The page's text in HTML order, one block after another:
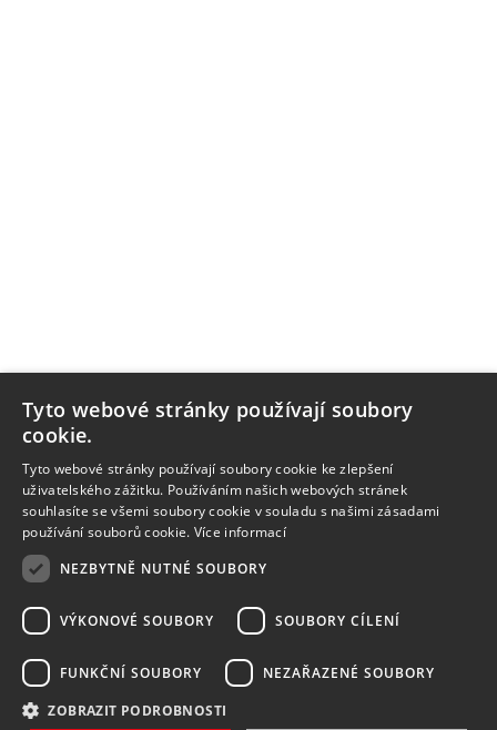
Tyto webové stránky používají soubory
cookie.
Tyto webové stránky používají soubory cookie ke zlepšení
uživatelského zážitku. Používáním našich webových stránek
souhlasíte se všemi soubory cookie v souladu s našimi zásadami
používání souborů cookie. Více informací
NEZBYTNĚ NUTNÉ SOUBORY
VÝKONOVÉ SOUBORY SOUBORY CÍLENÍ
FUNKČNÍ SOUBORY NEZAŘAZENÉ SOUBORY
ZOBRAZIT PODROBNOSTI